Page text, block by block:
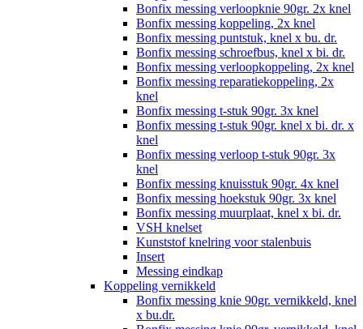
Bonfix messing verloopknie 90gr. 2x knel
Bonfix messing koppeling, 2x knel
Bonfix messing puntstuk, knel x bu. dr.
Bonfix messing schroefbus, knel x bi. dr.
Bonfix messing verloopkoppeling, 2x knel
Bonfix messing reparatiekoppeling, 2x
knel
Bonfix messing t-stuk 90gr. 3x knel
Bonfix messing t-stuk 90gr. knel x bi. dr. x
knel
Bonfix messing verloop t-stuk 90gr. 3x
knel
Bonfix messing knuisstuk 90gr. 4x knel
Bonfix messing hoekstuk 90gr. 3x knel
Bonfix messing muurplaat, knel x bi. dr.
VSH knelset
Kunststof knelring voor stalenbuis
Insert
Messing eindkap
Koppeling vernikkeld
Bonfix messing knie 90gr. vernikkeld, knel
x bu.dr.